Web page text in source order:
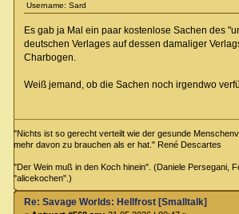
Username: Sard
Es gab ja Mal ein paar kostenlose Sachen des
deutschen Verlages auf dessen damaliger
Charbogen.
Weiß jemand, ob die Sachen noch irgendwo
"Nichts ist so gerecht verteilt wie der gesunde
mehr davon zu brauchen als er hat." René Descartes
"Der Wein muß in den Koch hinein". (Daniele Persegani,
"alicekochen".)
Re: Savage Worlds: Hellfrost [Smalltalk]